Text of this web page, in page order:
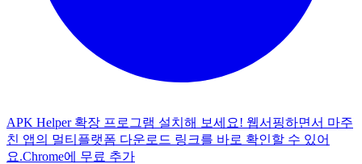
APK Helper 확장 프로그램 설치해 보세요! 웹서핑하면서 마주
친 앱의 멀티플랫폼 다운로드 링크를 바로 확인할 수 있어
요.Chrome에 무료 추가